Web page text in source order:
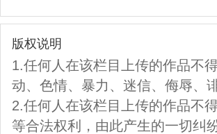
版权说明
1.任何人在该栏目上传的作品不
动、色情、暴力、迷信、侮辱、
2.任何人在该栏目上传的作品不
等合法权利，由此产生的一切纠